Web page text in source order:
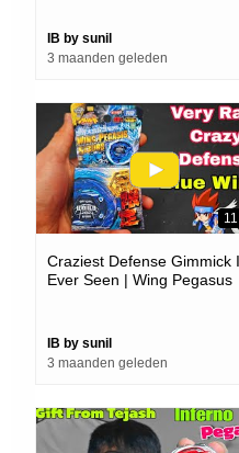
IB by sunil
3 maanden geleden
Craziest Defense Gimmick I
Ever Seen | Wing Pegasus
IB by sunil
3 maanden geleden